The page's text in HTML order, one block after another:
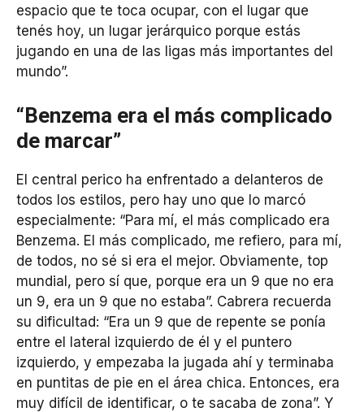
espacio que te toca ocupar, con el lugar que
tenés hoy, un lugar jerárquico porque estás
jugando en una de las ligas más importantes del
mundo”.
“Benzema era el más complicado
de marcar”
El central perico ha enfrentado a delanteros de
todos los estilos, pero hay uno que lo marcó
especialmente: “Para mí, el más complicado era
Benzema. El más complicado, me refiero, para mí,
de todos, no sé si era el mejor. Obviamente, top
mundial, pero sí que, porque era un 9 que no era
un 9, era un 9 que no estaba”. Cabrera recuerda
su dificultad: “Era un 9 que de repente se ponía
entre el lateral izquierdo de él y el puntero
izquierdo, y empezaba la jugada ahí y terminaba
en puntitas de pie en el área chica. Entonces, era
muy difícil de identificar, o te sacaba de zona”. Y